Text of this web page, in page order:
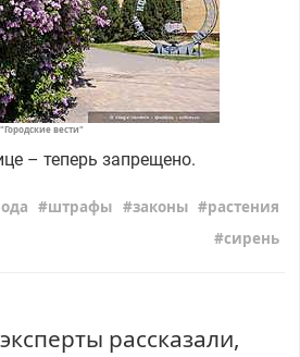
вести"
– теперь запрещено.
штрафы законы
растения
сирень
рассказали,